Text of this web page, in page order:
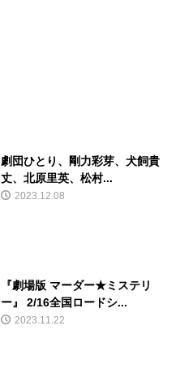
劇団ひとり、剛力彩芽、犬飼貴
丈、北原里英、松村...
2023.12.08
『劇場版 マーダー★ミステリ
ー』 2/16全国ロードシ...
2023.11.22